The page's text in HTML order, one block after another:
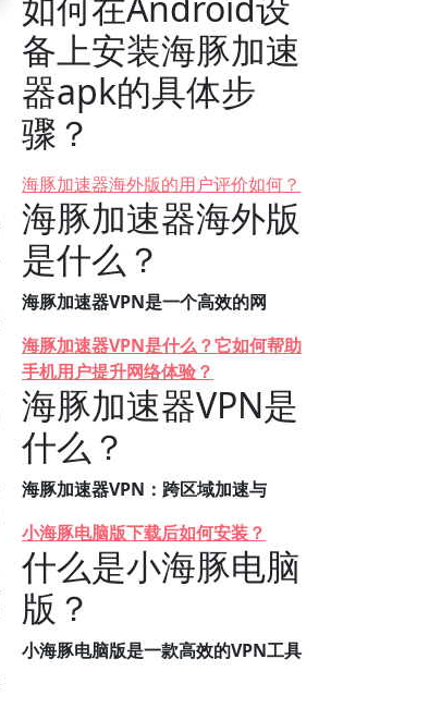
备上安装海豚加速
器apk的具体步
骤？
海豚加速器海外版的用户评价如何？
海豚加速器海外版
是什么？
海豚加速器VPN是一个高效的网
海豚加速器VPN是什么？它如何帮助
手机用户提升网络体验？
海豚加速器VPN是
什么？
海豚加速器VPN：跨区域加速与
小海豚电脑版下载后如何安装？
什么是小海豚电脑
版？
小海豚电脑版是一款高效的VPN工具